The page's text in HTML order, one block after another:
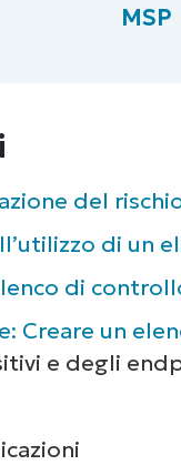
MSP
del
di un
di
Creare un
e degli